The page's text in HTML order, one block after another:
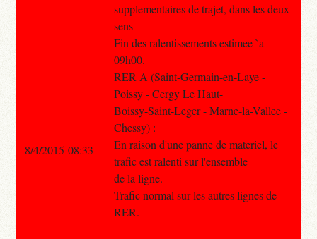
supplementaires de trajet, dans les deux
sens
Fin des ralentissements estimee `a
09h00.
RER A (Saint-Germain-en-Laye -
Poissy - Cergy Le Haut-
Boissy-Saint-Leger - Marne-la-Vallee -
Chessy) :
En raison d'une panne de materiel, le
trafic est ralenti sur l'ensemble
de la ligne.
Trafic normal sur les autres lignes de
RER.
8/4/2015 08:33